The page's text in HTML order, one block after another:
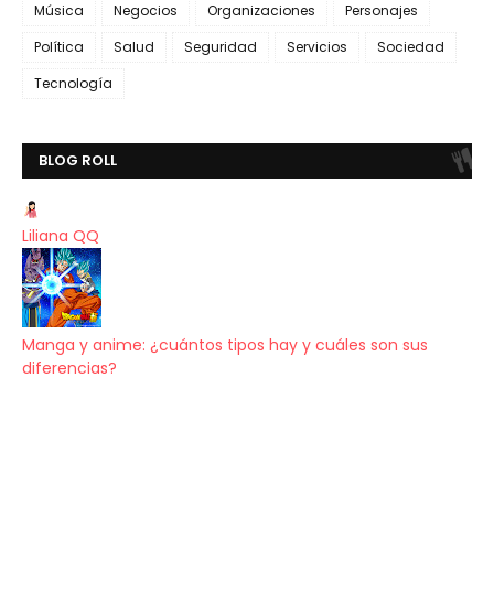
Música
Negocios Organizaciones
Personajes
Política
Salud Seguridad Servicios
Sociedad
Tecnología
BLOG ROLL
Liliana QQ
Manga y anime: ¿cuántos tipos hay y cuáles son sus
diferencias?